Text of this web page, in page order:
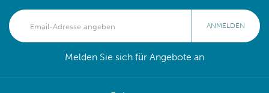
ANMELDEN
Melden Sie sich für Angebote an